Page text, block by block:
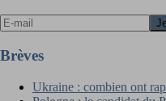
Brèves
Ukraine : combien ont